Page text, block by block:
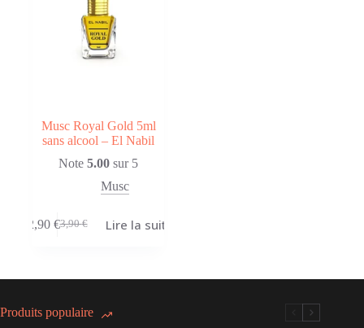
Musc Royal Gold 5ml
sans alcool – El Nabil
Note5.00 sur 5
Musc
3,90€
Le
2,90 €Le
Lire la suite
Produits populaire